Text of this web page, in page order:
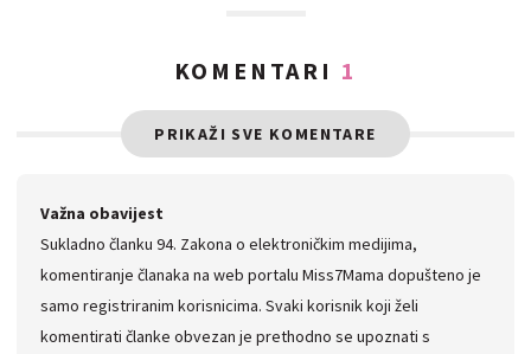
KOMENTARI 1
PRIKAŽI SVE KOMENTARE
Važna obavijest
Sukladno članku 94. Zakona o elektroničkim medijima,
komentiranje članaka na web portalu Miss7Mama dopušteno je
samo registriranim korisnicima. Svaki korisnik koji želi
komentirati članke obvezan je prethodno se upoznati s